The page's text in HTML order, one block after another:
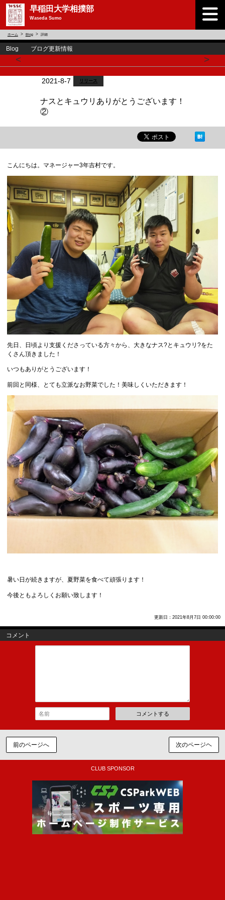
早稲田大学相撲部
Waseda Sumo
ホーム Blog 詳細
Blog ブログ更新情報
< >
2021-8-7 リリース
ナスとキュウリありがとうございます！
②
こんにちは。マネージャー3年吉村です。
先日、日頃より支援くださっている方々から、大きなナス?とキュウリ?をた
くさん頂きました！
いつもありがとうございます！
前回と同様、とても立派なお野菜でした！美味しくいただきます！
暑い日が続きますが、夏野菜を食べて頑張ります！
今後ともよろしくお願い致します！
更新日：2021年8月7日 00:00:00
コメント
コメントする
前のページへ 次のページヘ
CLUB SPONSOR